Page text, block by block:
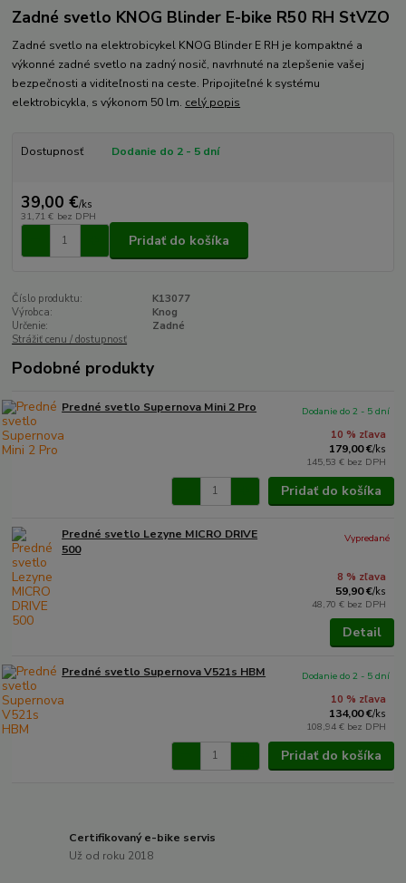
Zadné svetlo KNOG Blinder E-bike R50 RH StVZO
Zadné svetlo na elektrobicykel KNOG Blinder E RH je kompaktné a
výkonné zadné svetlo na zadný nosič, navrhnuté na zlepšenie vašej
bezpečnosti a viditeľnosti na ceste. Pripojiteľné k systému
elektrobicykla, s výkonom 50 lm. celý popis
Dostupnosť Dodanie do 2 - 5 dní
39,00 €/ks
31,71 € bez DPH
Pridať do košíka
Číslo produktu:
K13077
Výrobca:
Knog
Určenie:
Zadné
Strážiť cenu / dostupnosť
Podobné produkty
Predné svetlo Supernova Mini 2 Pro
10 % zľava
179,00 €/ks
145,53 € bez DPH
Dodanie do 2 - 5 dní
Pridať do košíka
Predné svetlo Lezyne MICRO DRIVE
500
8 % zľava
59,90 €/ks
48,70 € bez DPH
Vypredané
Detail
Predné svetlo Supernova V521s HBM
10 % zľava
134,00 €/ks
108,94 € bez DPH
Dodanie do 2 - 5 dní
Pridať do košíka
Certifikovaný e-bike servis
Už od roku 2018